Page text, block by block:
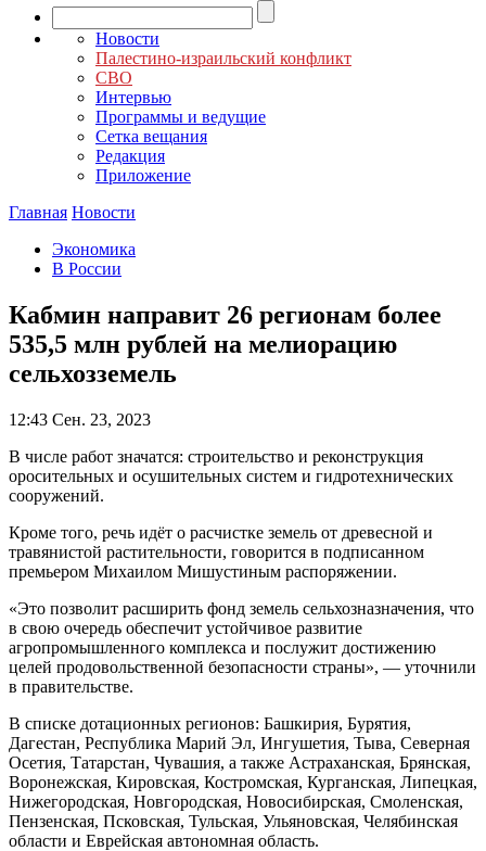
Новости
Палестино-израильский конфликт
СВО
Интервью
Программы и ведущие
Сетка вещания
Редакция
Приложение
Главная Новости
Экономика
В России
Кабмин направит 26 регионам более
535,5 млн рублей на мелиорацию
сельхозземель
12:43 Сен. 23, 2023
В числе работ значатся: строительство и реконструкция
оросительных и осушительных систем и гидротехнических
сооружений.
Кроме того, речь идёт о расчистке земель от древесной и
травянистой растительности, говорится в подписанном
премьером Михаилом Мишустиным распоряжении.
«Это позволит расширить фонд земель сельхозназначения, что
в свою очередь обеспечит устойчивое развитие
агропромышленного комплекса и послужит достижению
целей продовольственной безопасности страны», — уточнили
в правительстве.
В списке дотационных регионов: Башкирия, Бурятия,
Дагестан, Республика Марий Эл, Ингушетия, Тыва, Северная
Осетия, Татарстан, Чувашия, а также Астраханская, Брянская,
Воронежская, Кировская, Костромская, Курганская, Липецкая,
Нижегородская, Новгородская, Новосибирская, Смоленская,
Пензенская, Псковская, Тульская, Ульяновская, Челябинская
области и Еврейская автономная область.